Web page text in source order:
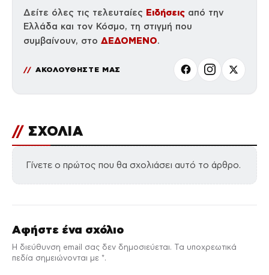
Δείτε όλες τις τελευταίες Ειδήσεις από την
Ελλάδα και τον Κόσμο, τη στιγμή που
συμβαίνουν, στο ΔΕΔΟΜΕΝΟ.
ΑΚΟΛΟΥΘΗΣΤΕ ΜΑΣ
// ΣΧΟΛΙΑ
Γίνετε ο πρώτος που θα σχολιάσει αυτό το άρθρο.
Αφήστε ένα σχόλιο
Η διεύθυνση email σας δεν δημοσιεύεται. Τα υποχρεωτικά
πεδία σημειώνονται με *.